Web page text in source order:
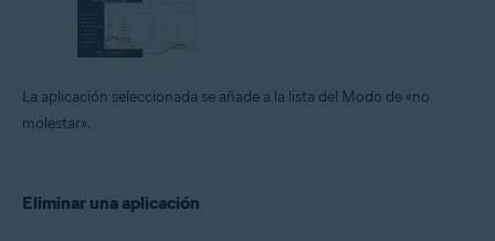
La aplicación seleccionada se añade a la lista del Modo de «no
molestar».
Eliminar una aplicación